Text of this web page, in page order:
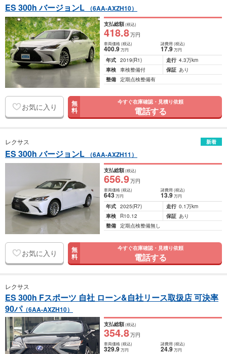
ES 300h バージョンL （6AA-AXZH10）
支払総額(税込)
418.8万円
車両価格(税込)
400.9万円
諸費用 (税込)
17.9 万円
年式 2019(R1) 走行 4.3万km
車検 車検整備付 保証 あり
整備 定期点検整備有
お気に入り 無
料
今すぐ在庫確認・見積り依頼
電話する
レクサス 新着
ES 300h バージョンL （6AA-AXZH11）
支払総額(税込)
656.9万円
車両価格(税込)
643万円
諸費用 (税込)
13.9 万円
年式 2025(R7) 走行 0.1万km
車検
R10.12 保証 あり
整備 定期点検整備無し
お気に入り 無
料
今すぐ在庫確認・見積り依頼
電話する
レクサス
ES 300h Fスポーツ 自社 ローン&自社リース取扱店 可決率
90パ（6AA-AXZH10）
支払総額(税込)
354.8万円
車両価格(税込)
329.9万円
諸費用 (税込)
24.9 万円